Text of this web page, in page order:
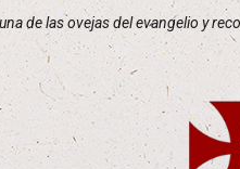
de las ovejas del evangelio y